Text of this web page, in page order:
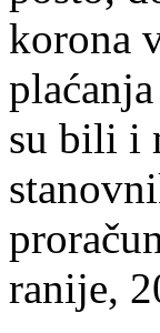
korona
su bili i
ranije,